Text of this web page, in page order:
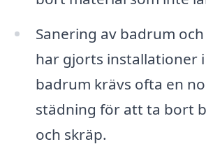
Sanering av badrum
har gjorts installationer
badrum krävs ofta en
städning för att ta bort
och skräp.